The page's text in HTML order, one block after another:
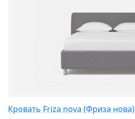
Кровать Friza nova (Фриза нова)